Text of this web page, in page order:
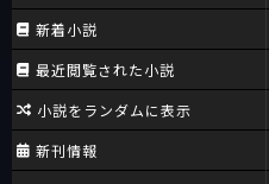
新着小説
最近閲覧された小説
小説をランダムに表示
新刊情報